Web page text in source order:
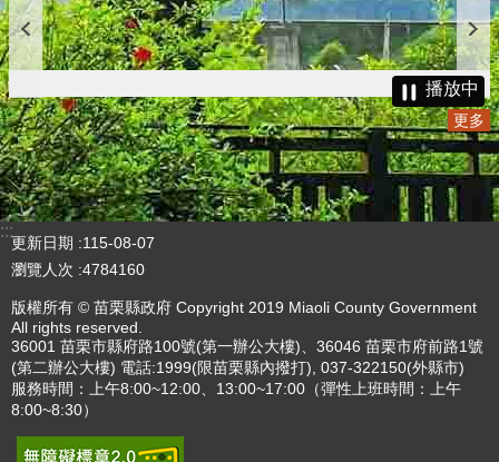
播放中
更多
:::
更新日期
115-08-07
瀏覽人次 4784160
版權所有 © 苗栗縣政府 Copyright 2019 Miaoli County Government
All rights reserved.
36001 苗栗市縣府路100號(第一辦公大樓)、36046 苗栗市府前路1號
(第二辦公大樓) 電話:1999(限苗栗縣內撥打), 037-322150(外縣市)
服務時間：上午8:00~12:00、13:00~17:00（彈性上班時間：上午
8:00~8:30）